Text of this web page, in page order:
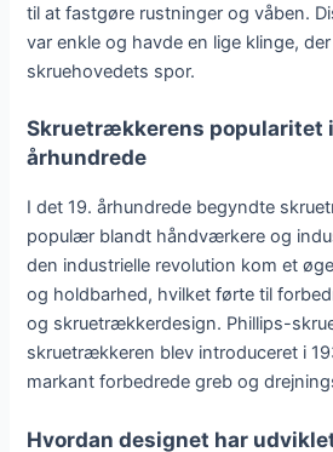
til at fastgøre rustninger og våben.
var enkle og havde en lige klinge,
skruehovedets spor.
Skruetrækkerens popularitet i
århundrede
I det 19. århundrede begyndte
populær blandt håndværkere og
den industrielle revolution kom et
og holdbarhed, hvilket førte til
og skruetrækkerdesign. Phillips-
skruetrækkeren blev introduceret i
markant forbedrede greb og
Hvordan designet har